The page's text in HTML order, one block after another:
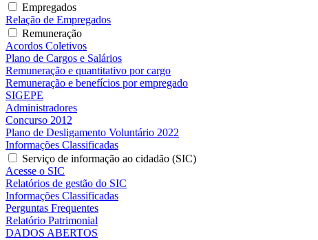
Empregados
Relação de Empregados
Remuneração
Acordos Coletivos
Plano de Cargos e Salários
Remuneração e quantitativo por cargo
Remuneração e benefícios por empregado
SIGEPE
Administradores
Concurso 2012
Plano de Desligamento Voluntário 2022
Informações Classificadas
Serviço de informação ao cidadão (SIC)
Acesse o SIC
Relatórios de gestão do SIC
Informações Classificadas
Perguntas Frequentes
Relatório Patrimonial
DADOS ABERTOS